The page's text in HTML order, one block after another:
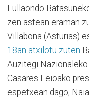
Fullaondo
zen astean eraman
Villabona (Asturias)
18an atxilotu zuten
Auzitegi Nazionaleko
Casares Leioako
espetxean dago,